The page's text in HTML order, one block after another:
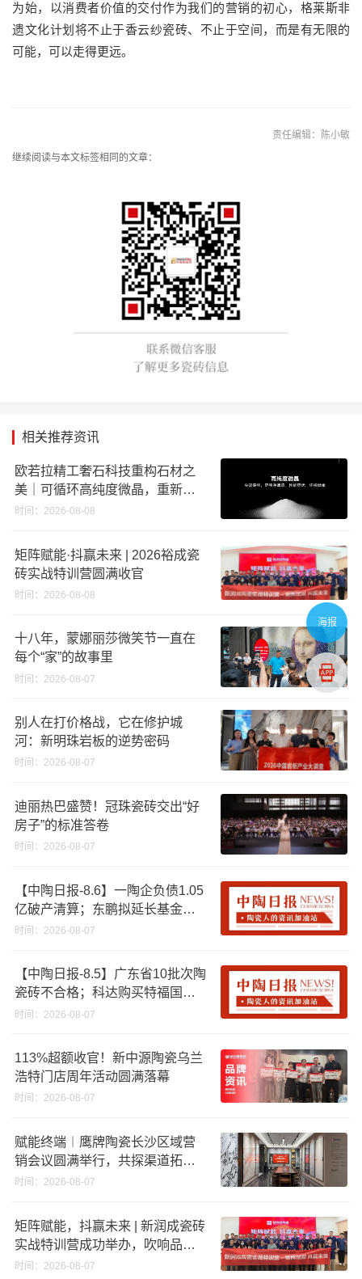
为始，以消费者价值的交付作为我们的营销的初心，格莱斯非
遗文化计划将不止于香云纱瓷砖、不止于空间，而是有无限的
可能，可以走得更远。
责任编辑：陈小敏
继续阅读与本文标签相同的文章：
相关推荐资讯
欧若拉精工奢石科技重构石材之
美｜可循环高纯度微晶，重新定
义高端奢石原料
时间：2026-08-08
矩阵赋能·抖赢未来 | 2026裕成瓷
砖实战特训营圆满收官
时间：2026-08-08
十八年，蒙娜丽莎微笑节一直在
每个“家”的故事里
时间：2026-08-07
别人在打价格战，它在修护城
河：新明珠岩板的逆势密码
时间：2026-08-07
迪丽热巴盛赞！冠珠瓷砖交出“好
房子”的标准答卷
时间：2026-08-07
【中陶日报-8.6】一陶企负债1.05
亿破产清算；东鹏拟延长基金投
资期限；工信部开展建陶行业能
时间：2026-08-07
【中陶日报-8.5】广东省10批次陶
瓷砖不合格；科达购买特福国际
股份申请未通过；蒙娜丽莎5千万
破18亿元
时间：2026-08-07
113%超额收官！新中源陶瓷乌兰
浩特门店周年活动圆满落幕
时间：2026-08-07
赋能终端︱鹰牌陶瓷长沙区域营
销会议圆满举行，共探渠道拓展
与门店升级新路径
时间：2026-08-07
矩阵赋能，抖赢未来 | 新润成瓷砖
实战特训营成功举办，吹响品牌
秋季营销冲锋号！
时间：2026-08-07
海报